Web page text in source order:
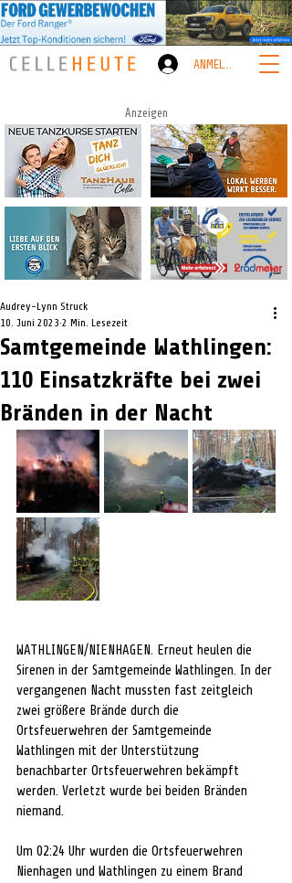
ANMELDEN
Anzeigen
Samtgemeinde Wathlingen:
110 Einsatzkräfte bei zwei
Bränden in der Nacht
Audrey-Lynn Struck
10. Juni 2023 2 Min. Lesezeit
WATHLINGEN/NIENHAGEN. Erneut heulen die
Sirenen in der Samtgemeinde Wathlingen. In der
vergangenen Nacht mussten fast zeitgleich
zwei größere Brände durch die
Ortsfeuerwehren der Samtgemeinde
Wathlingen mit der Unterstützung
benachbarter Ortsfeuerwehren bekämpft
werden. Verletzt wurde bei beiden Bränden
niemand.
Um 02:24 Uhr wurden die Ortsfeuerwehren
Nienhagen und Wathlingen zu einem Brand